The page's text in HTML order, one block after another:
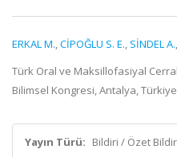
ERKAL M.,CİPOĞLU S. E., SİNDEL A.,
Türk Oral ve Maksillofasiyal
Bilimsel Kongresi, Antalya,
Yayın Türü: Bildiri / Özet